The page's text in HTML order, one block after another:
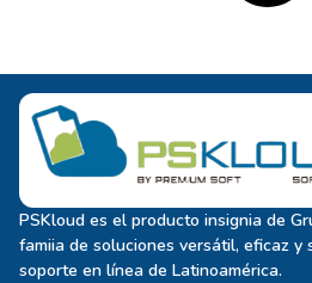
PSKloud es el producto insignia de
famiia de soluciones versátil, eficaz y
soporte en línea de Latinoamérica.